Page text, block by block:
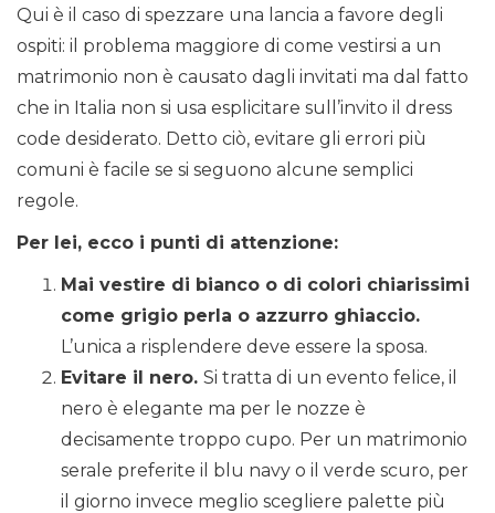
Qui è il caso di spezzare una lancia a favore degli
ospiti: il problema maggiore di come vestirsi a un
matrimonio non è causato dagli invitati ma dal fatto
che in Italia non si usa esplicitare sull’invito il dress
code desiderato. Detto ciò, evitare gli errori più
comuni è facile se si seguono alcune semplici
regole.
Per lei, ecco i punti di attenzione:
Mai vestire di bianco o di colori chiarissimi
come grigio perla o azzurro ghiaccio.
L’unica a risplendere deve essere la sposa.
Evitare il nero. Si tratta di un evento felice, il
nero è elegante ma per le nozze è
decisamente troppo cupo. Per un matrimonio
serale preferite il blu navy o il verde scuro, per
il giorno invece meglio scegliere palette più